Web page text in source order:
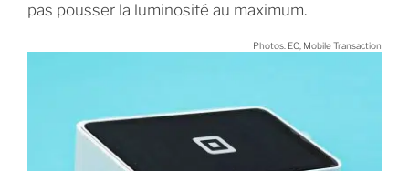
pas pousser la luminosité au maximum.
Photos: EC, Mobile Transaction